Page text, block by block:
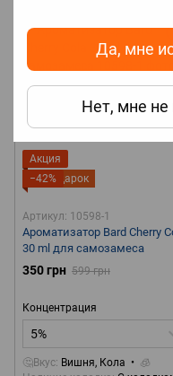
Да, мне
Нет, мне не
Подарок
Акция
−42%
Артикул: 10598-1
Ароматизатор Bard Cherry
30 ml для самозамеса
350 грн 599 грн
Концентрация
5%
🤔Вкус Вишня, Кола
🧊